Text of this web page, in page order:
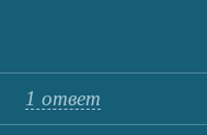
1 ответ